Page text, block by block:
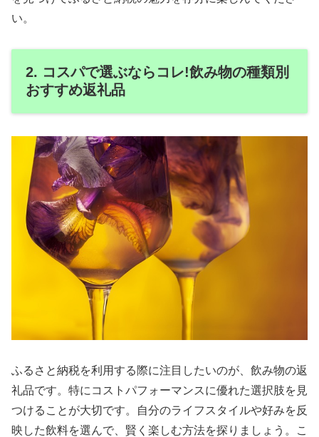
い。
2. コスパで選ぶならコレ!飲み物の種類別
おすすめ返礼品
ふるさと納税を利用する際に注目したいのが、飲み物の返
礼品です。特にコストパフォーマンスに優れた選択肢を見
つけることが大切です。自分のライフスタイルや好みを反
映した飲料を選んで、賢く楽しむ方法を探りましょう。こ